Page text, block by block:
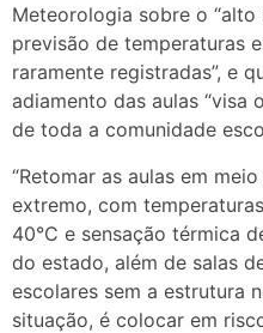
Meteorologia sobre o
previsão de temperaturas
raramente registradas”, e
adiamento das aulas “visa
de toda a comunidade
“Retomar as aulas em
extremo, com
40°C e sensação térmica
do estado, além de salas
escolares sem a estrutura
situação, é colocar em